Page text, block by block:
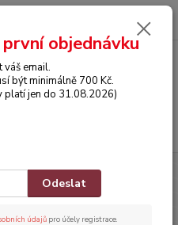
0,00 Kč
rukávem
objednávku
váš email.
být minimálně 700 Kč.
platí jen do 31.08.2026)
Odeslat
údajů pro účely registrace.